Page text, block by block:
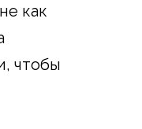
как
чтобы